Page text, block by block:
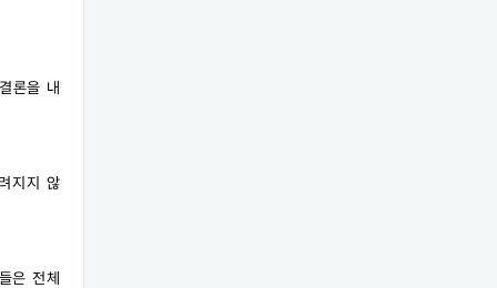
론을 내
지지 않
은 전체